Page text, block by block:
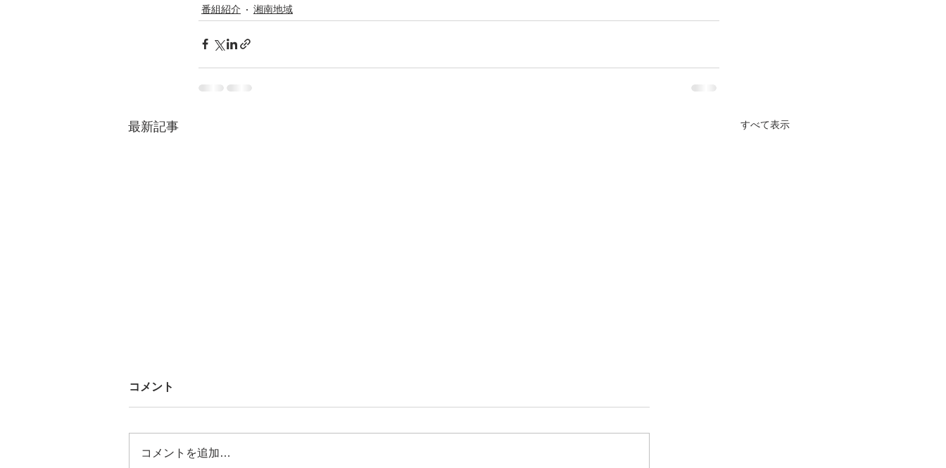
番組紹介 湘南地域
最新記事 すべて表示
コメント
コメントを追加…